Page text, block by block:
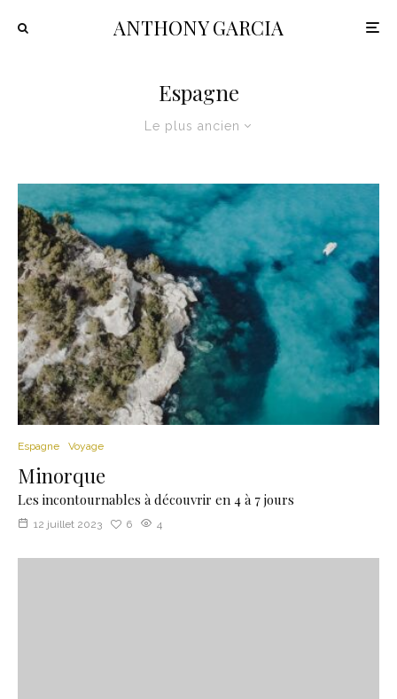
ANTHONY GARCIA
Espagne
Le plus ancien
Espagne Voyage
Minorque
Les incontournables à découvrir en 4 à 7 jours
12 juillet 2023 6 4